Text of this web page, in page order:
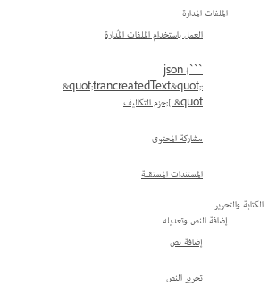
الملفات المدارة
العمل باستخدام الملفات المُدارة
```json {
&quot;trancreatedText&quot;:
[ &quot;حزم التكاليف
مشاركة المحتوى
المستندات المستقلة
الكتابة والتحرير
إضافة النص وتعديله
إضافة نص
تحرير النص